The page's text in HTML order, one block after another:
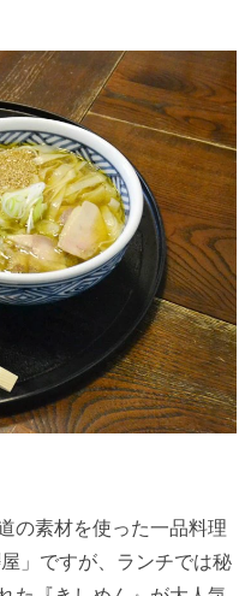
の素材を使った一品料理
」ですが、ランチでは秘